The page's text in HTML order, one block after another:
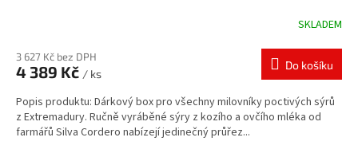
SKLADEM
3 627 Kč bez DPH
4 389 Kč / ks
Do košíku
Popis produktu: Dárkový box pro všechny milovníky poctivých sýrů
z Extremadury. Ručně vyráběné sýry z kozího a ovčího mléka od
farmářů Silva Cordero nabízejí jedinečný průřez...